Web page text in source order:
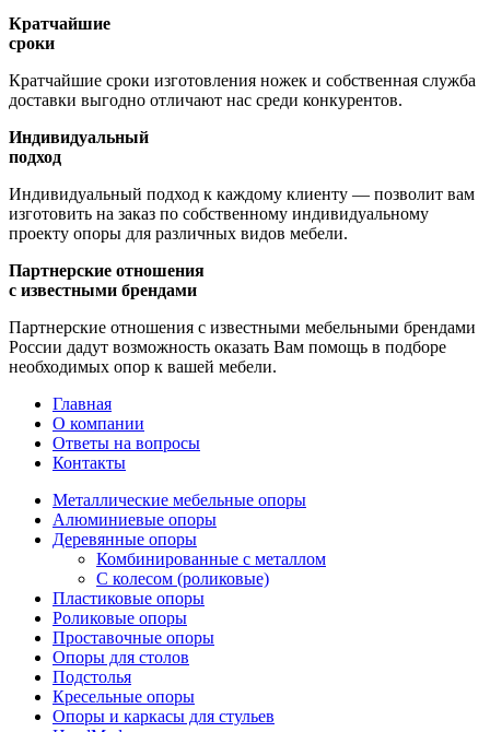
Кратчайшие
сроки
Кратчайшие сроки изготовления ножек и собственная служба
доставки выгодно отличают нас среди конкурентов.
Индивидуальный
подход
Индивидуальный подход к каждому клиенту — позволит вам
изготовить на заказ по собственному индивидуальному
проекту опоры для различных видов мебели.
Партнерские отношения
с известными брендами
Партнерские отношения с известными мебельными брендами
России дадут возможность оказать Вам помощь в подборе
необходимых опор к вашей мебели.
Главная
О компании
Ответы на вопросы
Контакты
Металлические мебельные опоры
Алюминиевые опоры
Деревянные опоры
Комбинированные с металлом
С колесом (роликовые)
Пластиковые опоры
Роликовые опоры
Проставочные опоры
Опоры для столов
Подстолья
Кресельные опоры
Опоры и каркасы для стульев